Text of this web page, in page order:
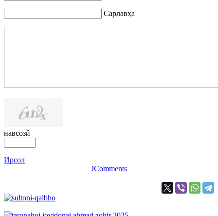
Сарлавҳа
навсозӣ
Ирсол
JComments